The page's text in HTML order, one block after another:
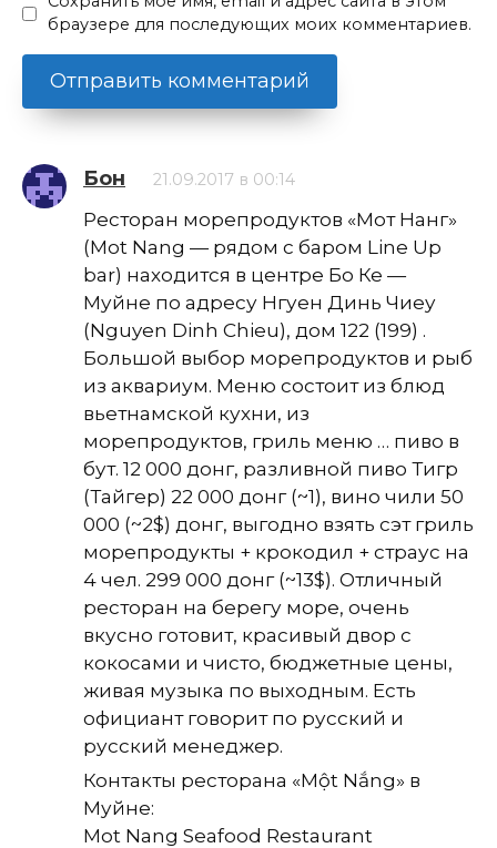
браузере для последующих моих комментариев.
Бон 21.09.2017 в 00:14
Ресторан морепродуктов «Мот Нанг»
(Mot Nang — рядом с баром Line Up
bar) находится в центре Бо Ке —
Муйне по адресу Нгуен Динь Чиеу
(Nguyen Dinh Chieu), дом 122 (199) .
Большой выбор морепродуктов и рыб
из аквариум. Меню состоит из блюд
вьетнамской кухни, из
морепродуктов, гриль меню … пиво в
бут. 12 000 донг, разливной пиво Тигр
(Тайгер) 22 000 донг (~1), вино чили 50
000 (~2$) донг, выгодно взять сэт гриль
морепродукты + крокодил + страус на
4 чел. 299 000 донг (~13$). Отличный
ресторан на берегу море, очень
вкусно готовит, красивый двор с
кокосами и чисто, бюджетные цены,
живая музыка по выходным. Есть
официант говорит по русский и
русский менеджер.
Контакты ресторана «Một Nắng» в
Муйне:
Mot Nang Seafood Restaurant